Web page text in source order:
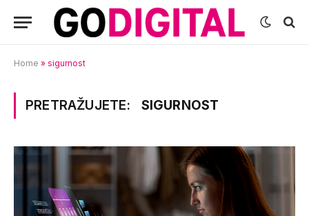
Home » sigurnost
PRETRAŽUJETE: SIGURNOST